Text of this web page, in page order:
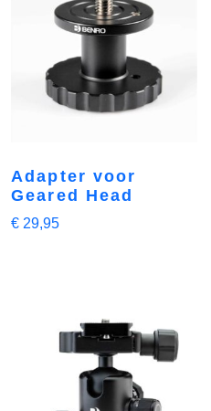
Adapter voor
Geared Head
€ 29,95